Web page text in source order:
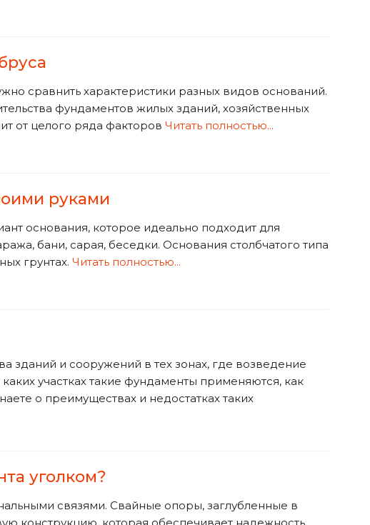
сравнить характеристики разных видов оснований.
фундаментов жилых зданий, хозяйственных
от целого ряда факторов Читать полностью...
руками
основания, которое идеально подходит для
бани, сарая, беседки. Основания столбчатого типа
грунтах. Читать полностью...
зданий и сооружений в тех зонах, где возведение
участках такие фундаменты применяются, как
о преимуществах и недостатках таких
уголком?
связями. Свайные опоры, заглубленные в